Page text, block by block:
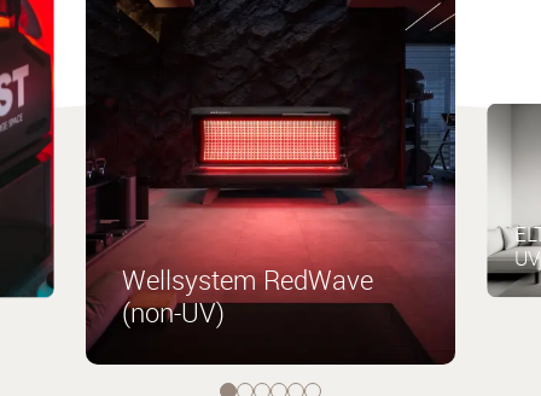
Wellsystem RedWave
(non-UV)